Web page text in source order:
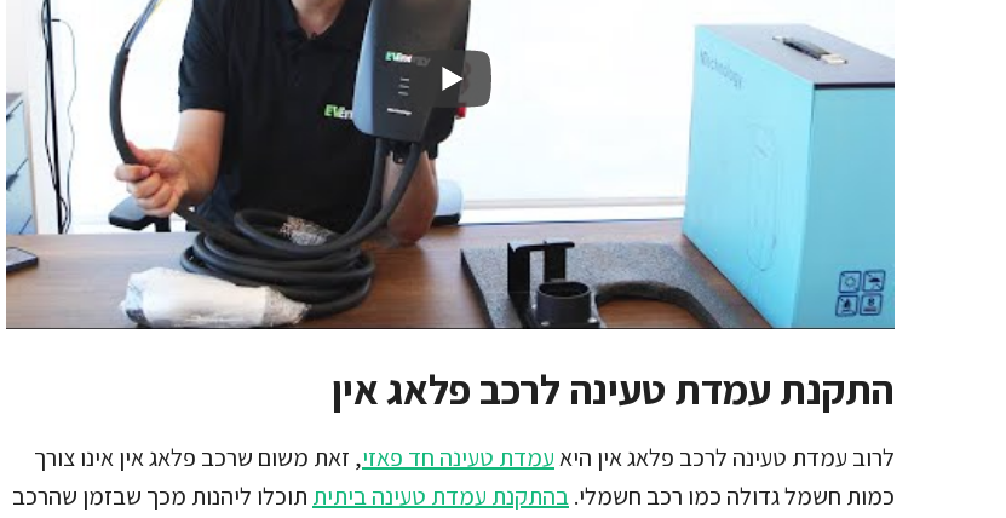
התקנת עמדת טעינה לרכב פלאג אין
לרוב עמדת טעינה לרכב פלאג אין היאעמדת טעינה חד פאזי, זאת משום שרכב פלאג אין אינו צורך
כמות חשמל גדולה כמו רכב חשמלי.בהתקנת עמדת טעינה ביתית תוכלו ליהנות מכך שבזמן שהרכב